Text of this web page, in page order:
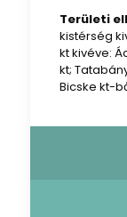
Területi
kistérség
kt kivéve:
kt;
Bicske kt-